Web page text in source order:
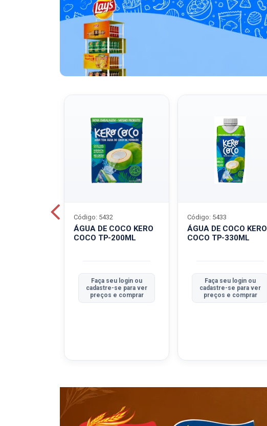
ÁGUA DE COCO KERO
COCO TP-200ML
Código: 5432
Faça seu login ou
cadastre-se para ver
preços e comprar
ÁGUA DE COCO KERO
COCO TP-330ML
Código: 5433
Faça seu login ou
cadastre-se para ver
preços e comprar